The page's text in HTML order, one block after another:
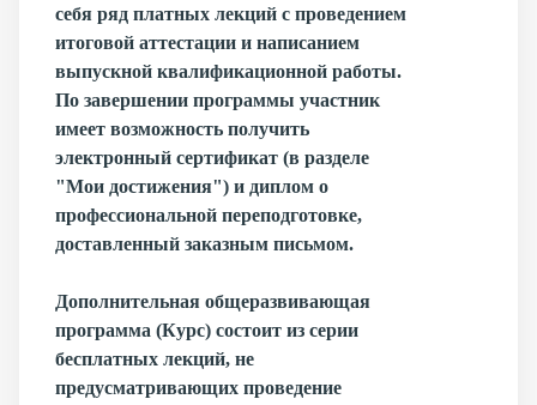
себя ряд платных лекций с проведением
итоговой аттестации и написанием
выпускной квалификационной работы.
По завершении программы участник
имеет возможность получить
электронный сертификат (в разделе
"Мои достижения") и диплом о
профессиональной переподготовке,
доставленный заказным письмом.
Дополнительная общеразвивающая
программа (Курс) состоит из серии
бесплатных лекций, не
предусматривающих проведение